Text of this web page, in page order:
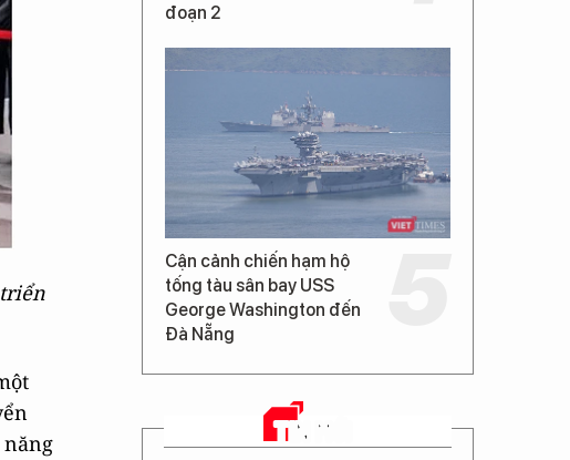
năng
đoạn 2
Cận cảnh chiến hạm hộ
tống tàu sân bay USS
George Washington đến
Đà Nẵng
TIN MỚI